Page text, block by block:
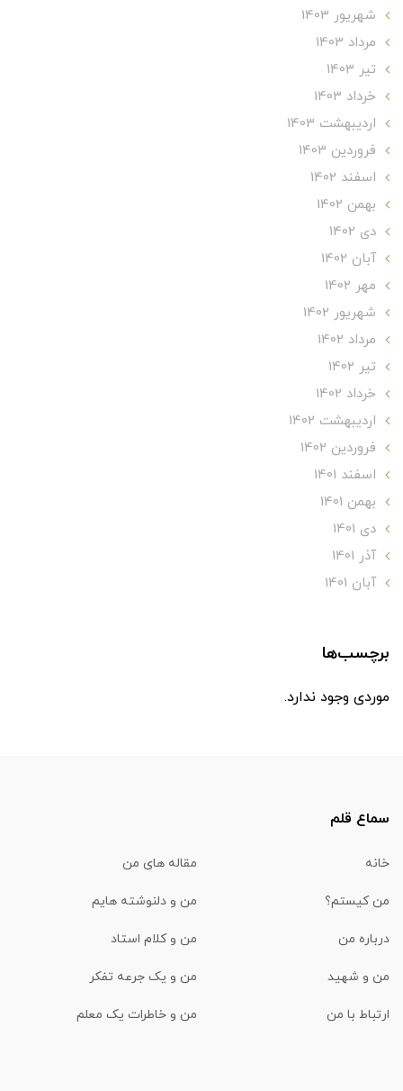
شهریور 1403
مرداد 1403
تير 1403
خرداد 1403
ارديبهشت 1403
فروردین 1403
اسفند 1402
بهمن 1402
دی 1402
آبان 1402
مهر 1402
شهریور 1402
مرداد 1402
تير 1402
خرداد 1402
ارديبهشت 1402
فروردین 1402
اسفند 1401
بهمن 1401
دی 1401
آذر 1401
آبان 1401
برچسب‌ها
موردی وجود ندارد.
سماع قلم
خانه مقاله های من
من کیستم؟ من و دلنوشته هایم
درباره من من و کلام استاد
من و شهید من و یک جرعه تفکر
ارتباط با من من و خاطرات یک معلم